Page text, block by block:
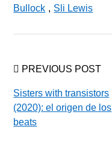
Bullock , Sli Lewis
PREVIOUS POST
Sisters with transistors
(2020): el origen de los
beats